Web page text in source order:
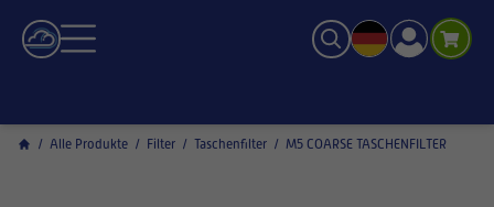
/ Alle Produkte / Filter / Taschenfilter / M5 COARSE TASCHENFILTER